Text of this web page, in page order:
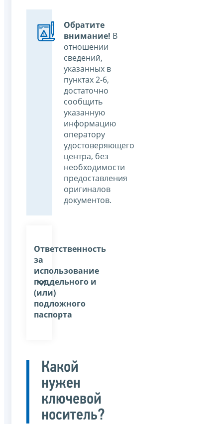
Обратите
внимание! В
отношении
сведений,
указанных в
пунктах 2-6,
достаточно
сообщить
указанную
информацию
оператору
удостоверяющего
центра, без
необходимости
предоставления
оригиналов
документов.
Ответственность
за
использование
поддельного и
(или)
подложного
паспорта
Какой
нужен
ключевой
носитель?